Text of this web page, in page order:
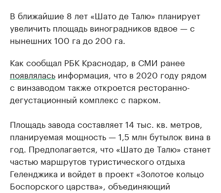
В ближайшие 8 лет «Шато де Талю» планирует
увеличить площадь виноградников вдвое — с
нынешних 100 га до 200 га.
Как сообщал РБК Краснодар, в СМИ ранее
появлялась информация, что в 2020 году рядом
с винзаводом также откроется ресторанно-
дегустационный комплекс с парком.
Площадь завода составляет 14 тыс. кв. метров,
планируемая мощность — 1,5 млн бутылок вина в
год. Предполагается, что «Шато де Талю» станет
частью маршрутов туристического отдыха
Геленджика и войдет в проект «Золотое кольцо
Боспорского царства», объединяющий